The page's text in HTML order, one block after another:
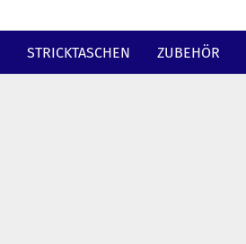
STRICKTASCHEN ZUBEHÖR